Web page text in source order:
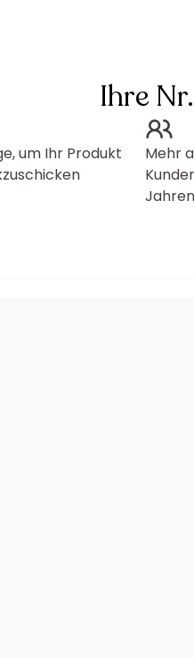
Ihre
um Ihr Produkt
Mehr